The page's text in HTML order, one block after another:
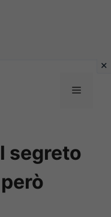
Menu
segreto